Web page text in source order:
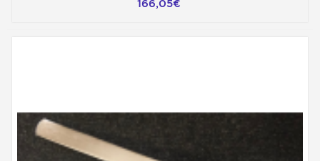
166,05€